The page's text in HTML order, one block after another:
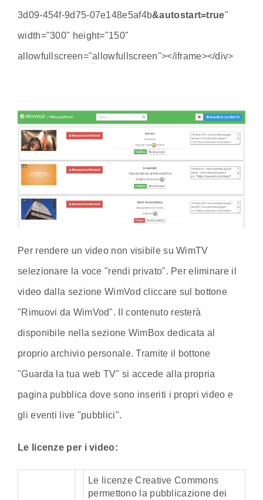
3d09-454f-9d75-07e148e5af4b&autostart=true"
width="300" height="150"
allowfullscreen="allowfullscreen"></iframe></div>
Per rendere un video non visibile su WimTV
selezionare la voce "rendi privato". Per eliminare il
video dalla sezione WimVod cliccare sul bottone
"Rimuovi da WimVod". Il contenuto resterà
disponibile nella sezione WimBox dedicata al
proprio archivio personale. Tramite il bottone
"Guarda la tua web TV" si accede alla propria
pagina pubblica dove sono inseriti i propri video e
gli eventi live "pubblici".
Le licenze per i video:
Le licenze Creative Commons
permettono la pubblicazione dei